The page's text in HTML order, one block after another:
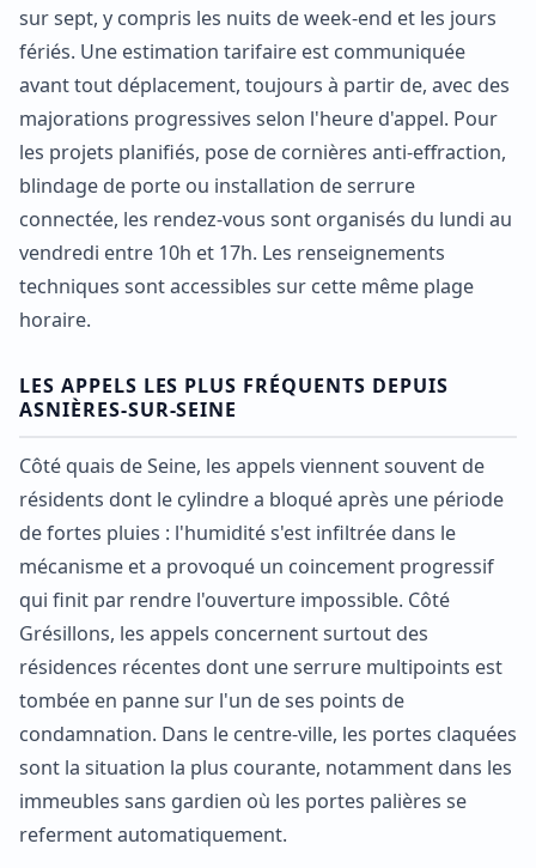
sur sept, y compris les nuits de week-end et les jours
fériés. Une estimation tarifaire est communiquée
avant tout déplacement, toujours à partir de, avec des
majorations progressives selon l'heure d'appel. Pour
les projets planifiés, pose de cornières anti-effraction,
blindage de porte ou installation de serrure
connectée, les rendez-vous sont organisés du lundi au
vendredi entre 10h et 17h. Les renseignements
techniques sont accessibles sur cette même plage
horaire.
LES APPELS LES PLUS FRÉQUENTS DEPUIS
ASNIÈRES-SUR-SEINE
Côté quais de Seine, les appels viennent souvent de
résidents dont le cylindre a bloqué après une période
de fortes pluies : l'humidité s'est infiltrée dans le
mécanisme et a provoqué un coincement progressif
qui finit par rendre l'ouverture impossible. Côté
Grésillons, les appels concernent surtout des
résidences récentes dont une serrure multipoints est
tombée en panne sur l'un de ses points de
condamnation. Dans le centre-ville, les portes claquées
sont la situation la plus courante, notamment dans les
immeubles sans gardien où les portes palières se
referment automatiquement.